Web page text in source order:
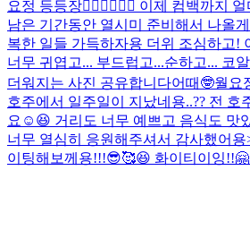
요정 등등장🧚🏻‍♀️🧚🏻‍♀️ 이제 컴백까지
남은 기간동안 열시미 준비해서 나올
복한 일들 가득하자용 더위 조심하고!
너무 귀엽고... 부드럽고...순하고... 코
더워지는 사진 공유합니다어때🤓월요
호주에서 일주일이 지났네용..?? 전 호
요☺️😆 거리도 너무 예쁘고 음식도 맛
너무 열심히 응원해주셔서 감사했어
이팅해보께용!!!😎🥰😆 화이티이잉!!